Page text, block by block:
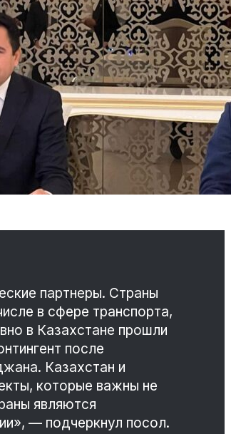
партнеры. Страны
в сфере транспорта,
в Казахстане прошли
после
Казахстан и
которые важны не
являются
— подчеркнул посол.